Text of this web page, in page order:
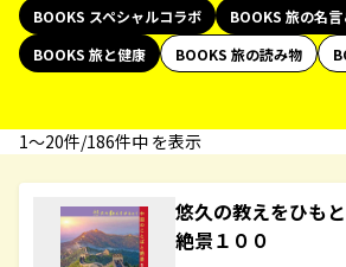
BOOKS スペシャルコラボ
BOOKS 旅の名言
BOOKS 旅と健康
BOOKS 旅の読み物
1〜20件/186件中 を表示
悠久の教えをひも
絶景１００